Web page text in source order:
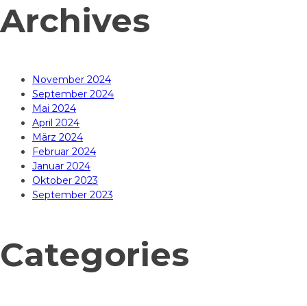
Archives
November 2024
September 2024
Mai 2024
April 2024
März 2024
Februar 2024
Januar 2024
Oktober 2023
September 2023
Categories